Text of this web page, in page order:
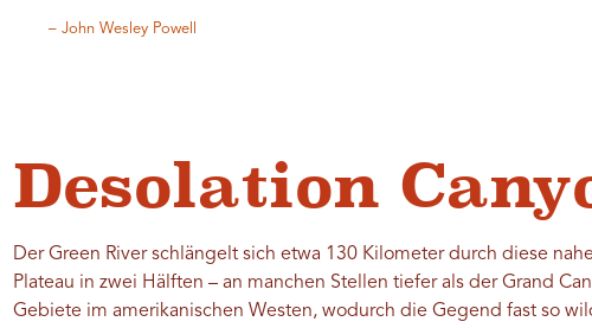
– John Wesley Powell
Desolation
Der Green River schlängelt sich etwa 130 Kilometer durch diese
Plateau in zwei Hälften – an manchen Stellen tiefer als der Grand
Gebiete im amerikanischen Westen, wodurch die Gegend fast so